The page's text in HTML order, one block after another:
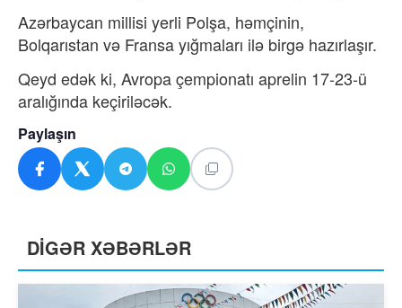
Azərbaycan millisi yerli Polşa, həmçinin,
Bolqarıstan və Fransa yığmaları ilə birgə hazırlaşır.
Qeyd edək ki, Avropa çempionatı aprelin 17-23-ü
aralığında keçiriləcək.
Paylaşın
DİGƏR XƏBƏRLƏR